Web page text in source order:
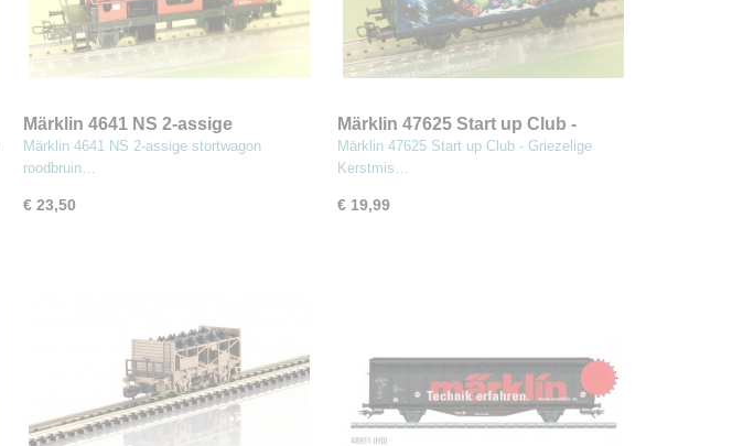
Märklin 4641 NS 2-assige
stortwagon roodbruin (MBA)
Märklin 4641 NS 2-assige stortwagon
roodbruin…
€ 23,50
Märklin 47625 Start up Club -
Griezelige Kerstmis Jaarwagen
2025
Märklin 47625 Start up Club - Griezelige
Kerstmis…
€ 19,99